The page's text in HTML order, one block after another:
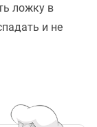
ложку в
и не